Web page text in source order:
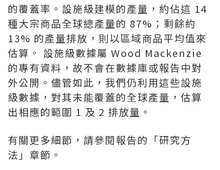
的覆蓋率。設施級建模的產量，約佔這 14
種大宗商品全球總產量的 87%；剩餘約
13% 的產量排放，則以區域商品平均值來
估算。 設施級數據屬 Wood Mackenzie
的專有資料，故不會在數據庫或報告中對
外公開。儘管如此，我們仍利用這些設施
級數據，對其未能覆蓋的全球產量，估算
出相應的範圍 1 及 2 排放量。
有關更多細節，請參閱報告的「研究方
法」章節。